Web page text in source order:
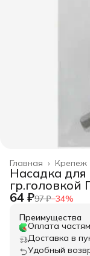
Крепеж
Главная ›
Насадка
64 ₽97 ₽−34%
Преимущества
Оплата
Доставка в
Удобный